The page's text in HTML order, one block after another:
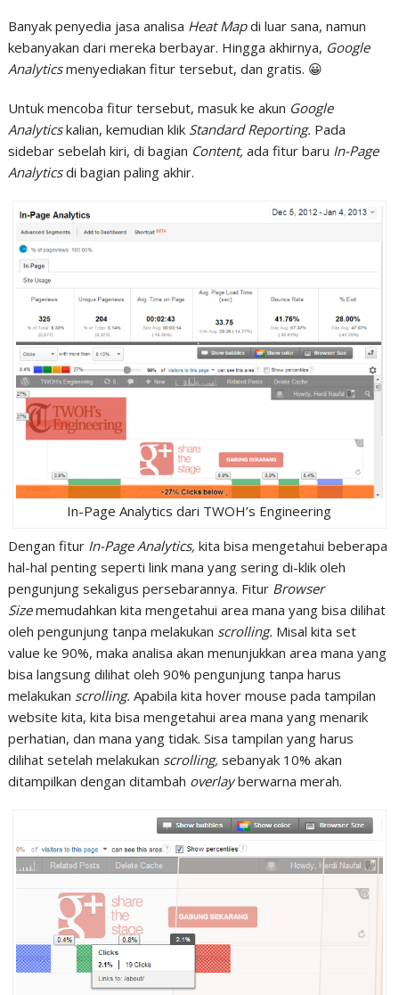
Banyak penyedia jasa analisa Heat Mapdi luar sana, namun
kebanyakan dari mereka berbayar. Hingga akhirnya, Google
Analyticsmenyediakan fitur tersebut, dan gratis. 😀
Untuk mencoba fitur tersebut, masuk ke akun Google
Analyticskalian, kemudian klik Standard Reporting. Pada
sidebar sebelah kiri, di bagian Content, ada fitur baru In-Page
Analyticsdi bagian paling akhir.
In-Page Analytics dari TWOH’s Engineering
Dengan fitur In-Page Analytics, kita bisa mengetahui beberapa
hal-hal penting seperti link mana yang sering di-klik oleh
pengunjung sekaligus persebarannya. FiturBrowser
Sizememudahkan kita mengetahui area mana yang bisa dilihat
oleh pengunjung tanpa melakukan scrolling. Misal kita set
value ke 90%, maka analisa akan menunjukkan area mana yang
bisa langsung dilihat oleh 90% pengunjung tanpa harus
melakukan scrolling. Apabila kita hover mouse pada tampilan
website kita, kita bisa mengetahui area mana yang menarik
perhatian, dan mana yang tidak. Sisa tampilan yang harus
dilihat setelah melakukan scrolling, sebanyak 10% akan
ditampilkan dengan ditambah overlayberwarna merah.